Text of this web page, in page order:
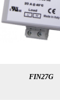
FIN27G